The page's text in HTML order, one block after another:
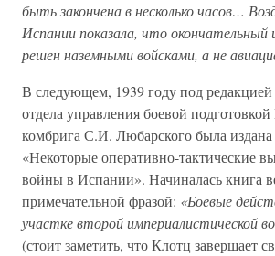
быть закончена в несколько часов…
Испании показала, что окончательный
решен наземными войсками, а не
В следующем, 1939 году под редакцией
отдела управления боевой
комбрига С.И. Любарского была
«Некоторые оперативно-тактические
войны в Испании». Начиналась книга
примечательной фразой: «Боевые
участке второй империалистической
(стоит заметить, что Клотц завершает